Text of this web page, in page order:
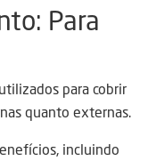
Para
para cobrir
quanto externas.
incluindo